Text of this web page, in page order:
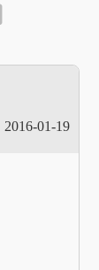
2016-01-19